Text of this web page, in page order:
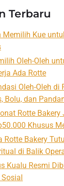
Terbaru
Memilih Kue
Oleh-Oleh
Ada Rotte
Oleh-Oleh di
Bolu, dan
Rotte
Khusus
Rotte Bakery
di Balik
Kualu Resmi